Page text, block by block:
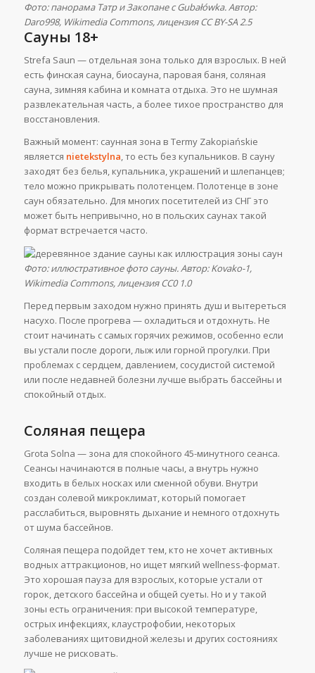
Фото: панорама Татр и Закопане с Gubałówka. Автор:
Daro998, Wikimedia Commons, лицензия CC BY-SA 2.5
Сауны 18+
Strefa Saun — отдельная зона только для взрослых. В ней
есть финская сауна, биосауна, паровая баня, соляная
сауна, зимняя кабина и комната отдыха. Это не шумная
развлекательная часть, а более тихое пространство для
восстановления.
Важный момент: саунная зона в Termy Zakopiańskie
является nietekstylna, то есть без купальников. В сауну
заходят без белья, купальника, украшений и шлепанцев;
тело можно прикрывать полотенцем. Полотенце в зоне
саун обязательно. Для многих посетителей из СНГ это
может быть непривычно, но в польских саунах такой
формат встречается часто.
Фото: иллюстративное фото сауны. Автор: Kovako-1,
Wikimedia Commons, лицензия CC0 1.0
Перед первым заходом нужно принять душ и вытереться
насухо. После прогрева — охладиться и отдохнуть. Не
стоит начинать с самых горячих режимов, особенно если
вы устали после дороги, лыж или горной прогулки. При
проблемах с сердцем, давлением, сосудистой системой
или после недавней болезни лучше выбрать бассейны и
спокойный отдых.
Соляная пещера
Grota Solna — зона для спокойного 45-минутного сеанса.
Сеансы начинаются в полные часы, а внутрь нужно
входить в белых носках или сменной обуви. Внутри
создан солевой микроклимат, который помогает
расслабиться, выровнять дыхание и немного отдохнуть
от шума бассейнов.
Соляная пещера подойдет тем, кто не хочет активных
водных аттракционов, но ищет мягкий wellness-формат.
Это хорошая пауза для взрослых, которые устали от
горок, детского бассейна и общей суеты. Но и у такой
зоны есть ограничения: при высокой температуре,
острых инфекциях, клаустрофобии, некоторых
заболеваниях щитовидной железы и других состояниях
лучше не рисковать.